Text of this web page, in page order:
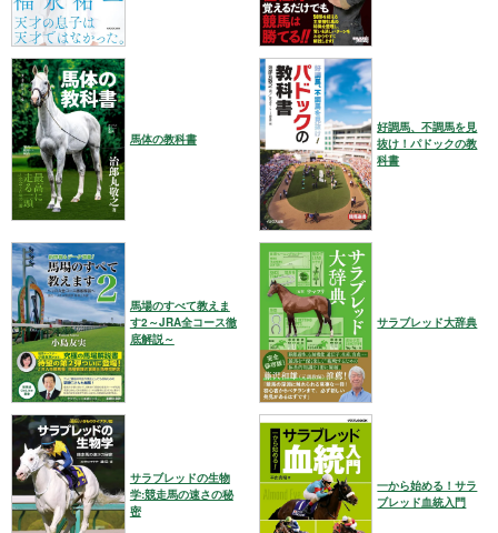
馬体の教科書
好調馬、不調馬を見
抜け！パドックの教
科書
馬場のすべて教えま
す2～JRA全コース徹
底解説～
サラブレッド大辞典
サラブレッドの生物
学:競走馬の速さの秘
密
一から始める！サラ
ブレッド血統入門